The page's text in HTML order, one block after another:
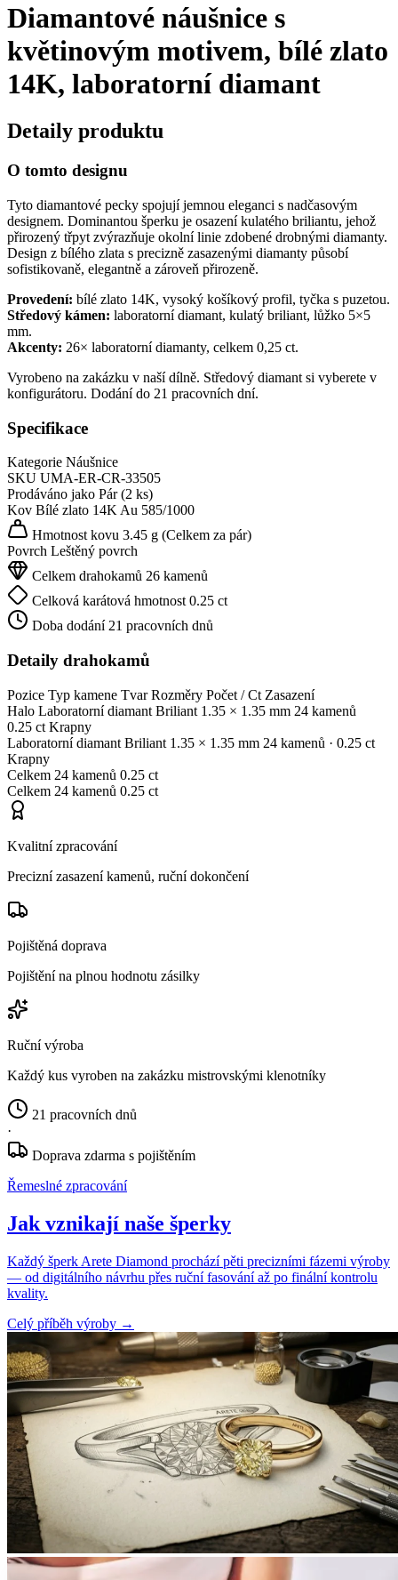
Diamantové náušnice s
květinovým motivem, bílé zlato
14K, laboratorní diamant
Detaily produktu
O tomto designu
Tyto diamantové pecky spojují jemnou eleganci s nadčasovým
designem. Dominantou šperku je osazení kulatého briliantu, jehož
přirozený třpyt zvýrazňuje okolní linie zdobené drobnými diamanty.
Design z bílého zlata s precizně zasazenými diamanty působí
sofistikovaně, elegantně a zároveň přirozeně.
Provedení: bílé zlato 14K, vysoký košíkový profil, tyčka s puzetou.
Středový kámen: laboratorní diamant, kulatý briliant, lůžko 5×5
mm.
Akcenty: 26× laboratorní diamanty, celkem 0,25 ct.
Vyrobeno na zakázku v naší dílně. Středový diamant si vyberete v
konfigurátoru. Dodání do 21 pracovních dní.
Specifikace
Kategorie Náušnice
SKU UMA-ER-CR-33505
Prodáváno jako Pár (2 ks)
Kov Bílé zlato 14KAu 585/1000
Hmotnost kovu 3.45 g (Celkem za pár)
Povrch Leštěný povrch
Celkem drahokamů 26 kamenů
Celková karátová hmotnost 0.25 ct
Doba dodání 21 pracovních dnů
Detaily drahokamů
Pozice Typ kamene Tvar Rozměry Počet / Ct Zasazení
Halo Laboratorní diamant Briliant 1.35 × 1.35 mm 24 kamenů
0.25 ct Krapny
Laboratorní diamant Briliant 1.35 × 1.35 mm 24 kamenů · 0.25 ct
Krapny
Celkem 24 kamenů 0.25 ct
Celkem 24 kamenů 0.25 ct
Kvalitní zpracování
Precizní zasazení kamenů, ruční dokončení
Pojištěná doprava
Pojištění na plnou hodnotu zásilky
Ruční výroba
Každý kus vyroben na zakázku mistrovskými klenotníky
21 pracovních dnů
·
Doprava zdarma s pojištěním
Řemeslné zpracování
Jak vznikají naše šperky
Každý šperk Arete Diamond prochází pěti precizními fázemi výroby
— od digitálního návrhu přes ruční fasování až po finální kontrolu
kvality.
Celý příběh výroby →